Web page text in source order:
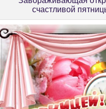
счастливой